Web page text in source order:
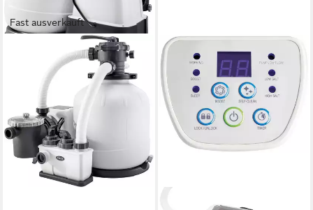
Fast ausverkauft
Sandfilteranlage QX 2600, mit
integriertem Salzwasser-
ab 376,99 €
18,72 €mtl. in 24 Raten
lieferbar - in 3-4 Werktagen bei dir